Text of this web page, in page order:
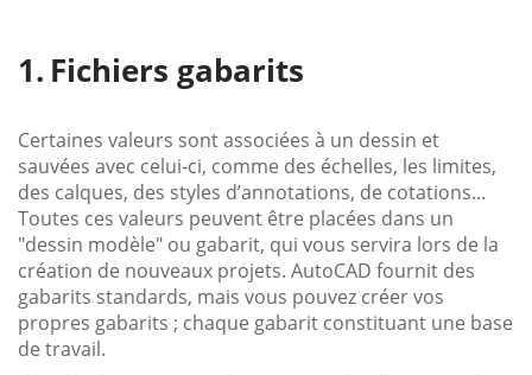
Fichiers gabarits
Certaines valeurs sont associées à un dessin et
sauvées avec celui-ci, comme des échelles, les limites,
des calques, des styles d’annotations, de cotations...
Toutes ces valeurs peuvent être placées dans un
"dessin modèle" ou gabarit, qui vous servira lors de la
création de nouveaux projets. AutoCAD fournit des
gabarits standards, mais vous pouvez créer vos
propres gabarits ; chaque gabarit constituant une base
de travail.